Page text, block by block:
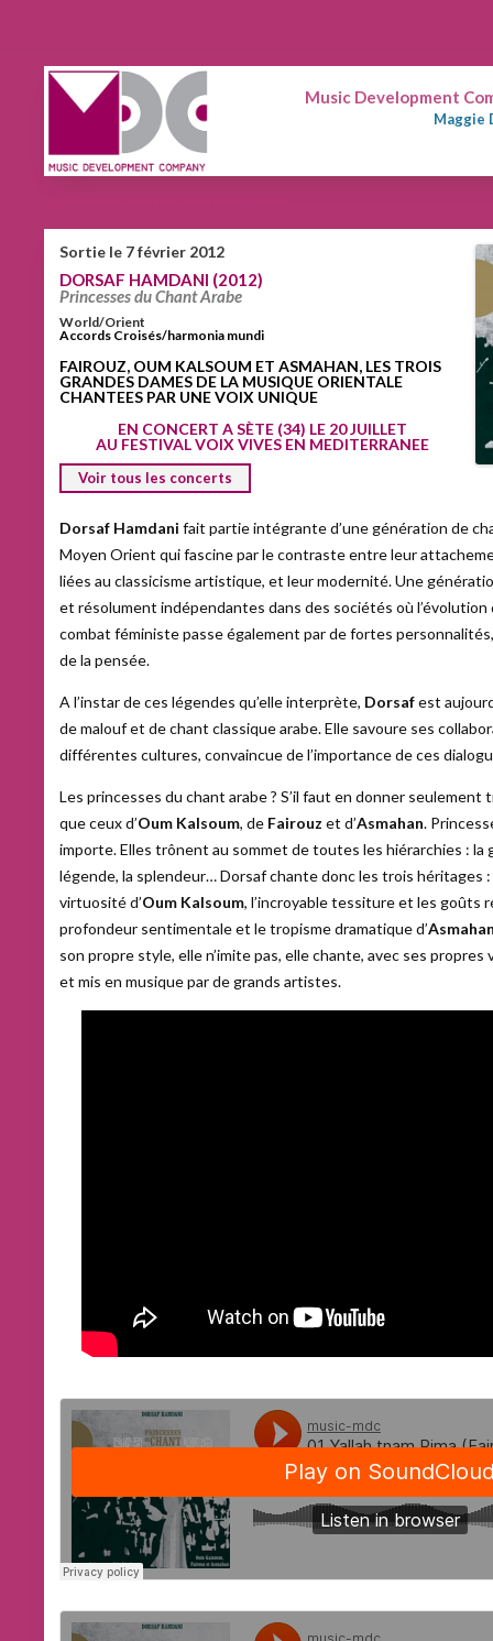
Music Development
Maggie
Sortie le 7 février 2012
DORSAF HAMDANI (2012)
Princesses du Chant Arabe
World/Orient
Accords Croisés/harmonia mundi
FAIROUZ, OUM KALSOUM ET ASMAHAN, LES TROIS
GRANDES DAMES DE LA MUSIQUE ORIENTALE
CHANTEES PAR UNE VOIX UNIQUE
EN CONCERT A SÈTE (34) LE 20 JUILLET
AU FESTIVAL VOIX VIVES EN MEDITERRANEE
Voir tous les concerts
Dorsaf Hamdani fait partie intégrante d’une génération de
Moyen Orient qui fascine par le contraste entre leur
liées au classicisme artistique, et leur modernité. Une
et résolument indépendantes dans des sociétés où
combat féministe passe également par de fortes
de la pensée.
A l’instar de ces légendes qu’elle interprète, Dorsafest
de malouf et de chant classique arabe. Elle savoure ses
différentes cultures, convaincue de l’importance de ces
Les princesses du chant arabe ? S’il faut en donner
que ceux d’Oum Kalsoum, de Fairouz et d’Asmahan.
importe. Elles trônent au sommet de toutes les hiérarchies : la
légende, la splendeur… Dorsaf chante donc les trois héritages
virtuosité d’Oum Kalsoum, l’incroyable tessiture et les goûts
profondeur sentimentale et le tropisme dramatique d’
son propre style, elle n’imite pas, elle chante, avec ses
et mis en musique par de grands artistes.